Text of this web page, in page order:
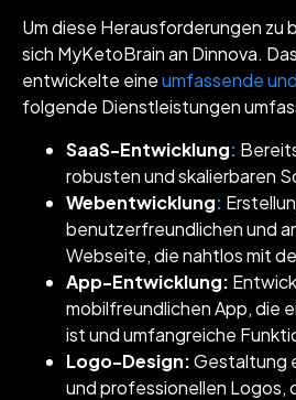
Um diese Herausforderungen zu
sich MyKetoBrain an Dinnova.
entwickelte eineumfassende
folgende Dienstleistungen
SaaS-Entwicklung:
robusten und skalierbaren
Webentwicklung:
benutzerfreundlichen und
Webseite, die nahtlos mit
App-Entwicklung:
mobilfreundlichen App, die
ist und umfangreiche
Logo-Design:Gestaltung
und professionellen Logos,